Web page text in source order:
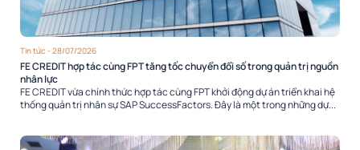
Tin tức - 28/07/2026
FE CREDIT hợp tác cùng FPT tăng tốc chuyển đổi số trong quản trị nguồn
nhân lực
FE CREDIT vừa chính thức hợp tác cùng FPT khởi động dự án triển khai hệ
thống quản trị nhân sự SAP SuccessFactors. Đây là một trong những dự...